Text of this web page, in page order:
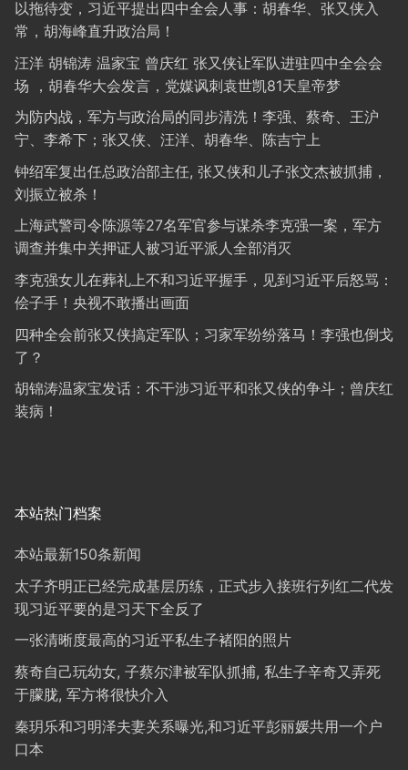
以拖待变，习近平提出四中全会人事：胡春华、张又侠入
常，胡海峰直升政治局！
汪洋 胡锦涛 温家宝 曾庆红 张又侠让军队进驻四中全会会
场 ，胡春华大会发言，党媒讽刺袁世凯81天皇帝梦
为防内战，军方与政治局的同步清洗！李强、蔡奇、王沪
宁、李希下；张又侠、汪洋、胡春华、陈吉宁上
钟绍军复出任总政治部主任, 张又侠和儿子张文杰被抓捕，
刘振立被杀！
上海武警司令陈源等27名军官参与谋杀李克强一案，军方
调查并集中关押证人被习近平派人全部消灭
李克强女儿在葬礼上不和习近平握手，见到习近平后怒骂：
侩子手！央视不敢播出画面
四种全会前张又侠搞定军队；习家军纷纷落马！李强也倒戈
了？
胡锦涛温家宝发话：不干涉习近平和张又侠的争斗；曾庆红
装病！
本站热门档案
本站最新150条新闻
太子齐明正已经完成基层历练，正式步入接班行列红二代发
现习近平要的是习天下全反了
一张清晰度最高的习近平私生子褚阳的照片
蔡奇自己玩幼女, 子蔡尔津被军队抓捕, 私生子辛奇又弄死
于朦胧, 军方将很快介入
秦玥乐和习明泽夫妻关系曝光,和习近平彭丽媛共用一个户
口本